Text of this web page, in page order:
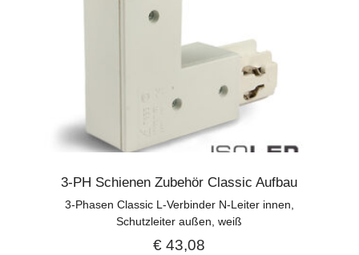
3-PH Schienen Zubehör Classic Aufbau
3-Phasen Classic L-Verbinder N-Leiter innen,
Schutzleiter außen, weiß
€ 43,08